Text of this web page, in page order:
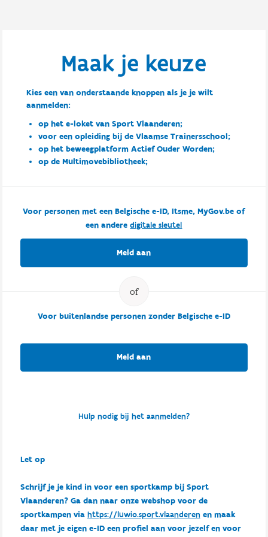
Maak je keuze
Kies een van onderstaande knoppen als je je wilt
aanmelden:
op het e-loket van Sport Vlaanderen;
voor een opleiding bij de Vlaamse Trainersschool;
op het beweegplatform Actief Ouder Worden;
op de Multimovebibliotheek;
Voor personen met een Belgische e-ID, Itsme, MyGov.be of
een anderedigitale sleutel
Meld aan
Voor buitenlandse personen zonder Belgische e-ID
Meld aan
Hulp nodig bij het aanmelden?
Let op
Schrijf je je kind in voor een sportkamp bij Sport
Vlaanderen? Ga dan naar onze webshop voor de
sportkampen via https://luwio.sport.vlaanderenen maak
daar met je eigen e-ID een profiel aan voor jezelf en voor